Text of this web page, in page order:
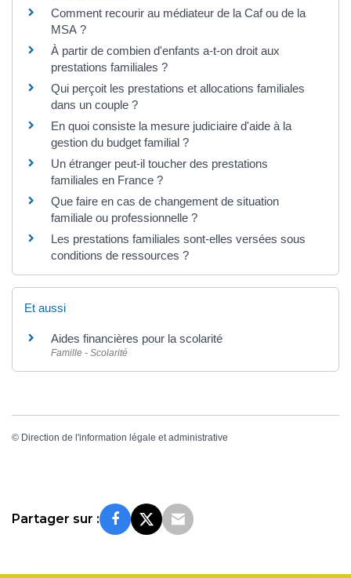
Comment recourir au médiateur de la Caf ou de la
MSA ?
À partir de combien d'enfants a-t-on droit aux
prestations familiales ?
Qui perçoit les prestations et allocations familiales
dans un couple ?
En quoi consiste la mesure judiciaire d'aide à la
gestion du budget familial ?
Un étranger peut-il toucher des prestations
familiales en France ?
Que faire en cas de changement de situation
familiale ou professionnelle ?
Les prestations familiales sont-elles versées sous
conditions de ressources ?
Et aussi
Aides financières pour la scolarité
Famille - Scolarité
© Direction de l'information légale et administrative
Partager sur :